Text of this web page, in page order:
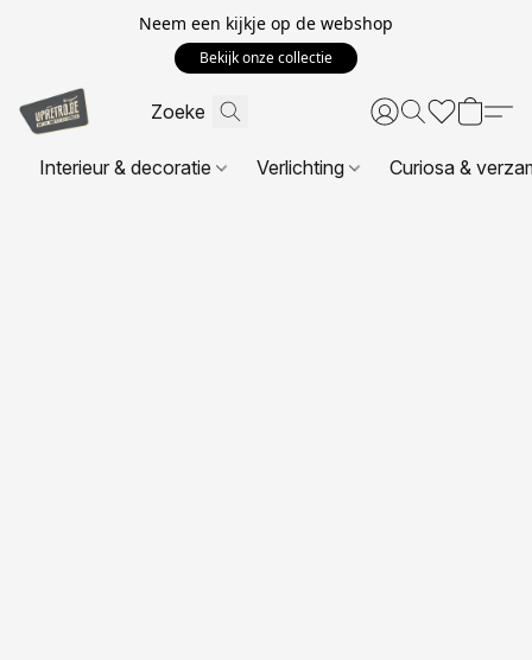
Neem een kijkje op de webshop
Bekijk onze collectie
Interieur & decoratie Verlichting Curiosa &